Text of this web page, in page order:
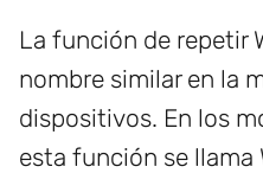
La función de repetir
nombre similar en la
dispositivos. En los
esta función se